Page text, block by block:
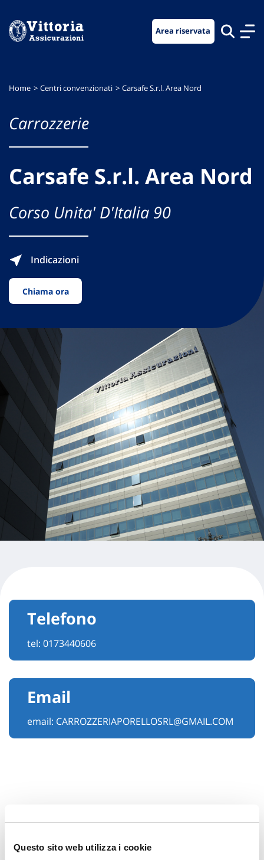
Questo sito web utilizza i cookie
menu
contenuto
footer
Area riservata
Home Centri convenzionati Carsafe S.r.l. Area Nord
Carrozzerie
Carsafe S.r.l. Area Nord
Corso Unita' D'Italia 90
Indicazioni
Chiama ora
Telefono
tel: 0173440606
Email
email: CARROZZERIAPORELLOSRL@GMAIL.COM